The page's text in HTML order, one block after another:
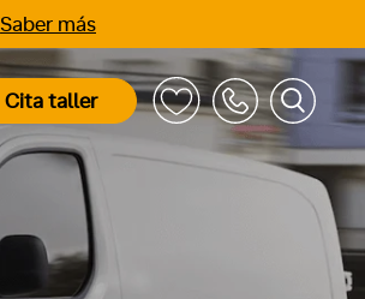
Saber más
Cita taller